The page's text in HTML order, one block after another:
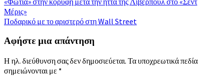
Πλοήγηση
άρθρων
Μέρις»
Ποδαρικό με το αριστερό στη Wall Street
Αφήστε μια απάντηση
Η ηλ. διεύθυνση σας δεν δημοσιεύεται. Τα υποχρεωτικά πεδία
σημειώνονται με *